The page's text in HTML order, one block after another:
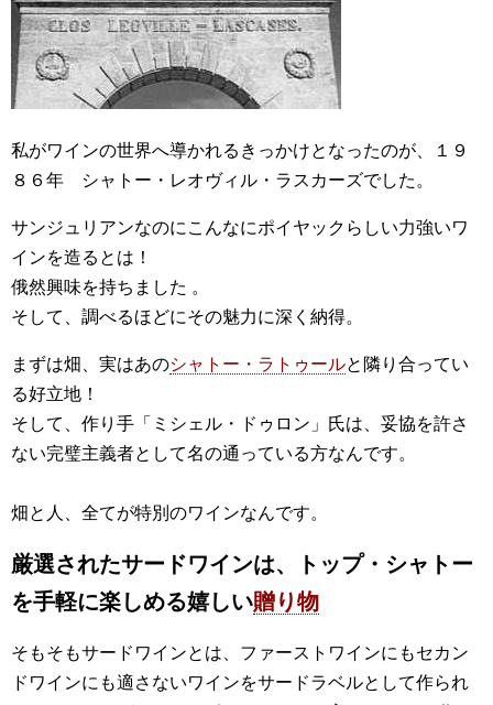
私がワインの世界へ導かれるきっかけとなったのが、１９
８６年 シャトー・レオヴィル・ラスカーズでした。
サンジュリアンなのにこんなにポイヤックらしい力強いワ
インを造るとは！
俄然興味を持ちました 。
そして、調べるほどにその魅力に深く納得。
まずは畑、実はあのシャトー・ラトゥールと隣り合ってい
る好立地！
そして、作り手「ミシェル・ドゥロン」氏は、妥協を許さ
ない完璧主義者として名の通っている方なんです。
畑と人、全てが特別のワインなんです。
厳選されたサードワインは、トップ・シャトー
を手軽に楽しめる嬉しい贈り物
そもそもサードワインとは、ファーストワインにもセカン
ドワインにも適さないワインをサードラベルとして作られ